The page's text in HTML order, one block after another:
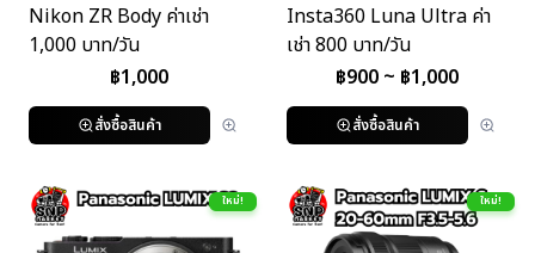
Nikon ZR Body ค่าเช่า
1,000 บาท/วัน
฿1,000
สั่งซื้อสินค้า
Insta360 Luna Ultra ค่า
เช่า 800 บาท/วัน
฿900~ ฿1,000
สั่งซื้อสินค้า
ใหม่! ใหม่!